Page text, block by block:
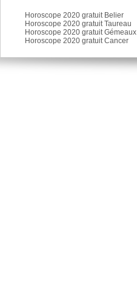
Horoscope 2020 gratuit Belier
Horoscope 2020 gratuit Taureau
Horoscope 2020 gratuit Gémeaux
Horoscope 2020 gratuit Cancer